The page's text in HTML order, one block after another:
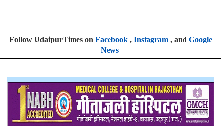
Follow UdaipurTimes on Facebook, Instagram, and Google
News